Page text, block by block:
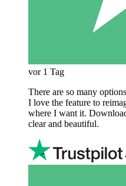
vor 1 Tag
There are so many
I love the feature to
where I want it.
clear and beautiful.